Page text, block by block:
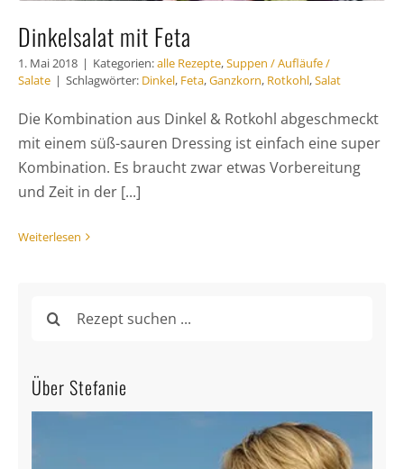
Dinkelsalat mit Feta
1. Mai 2018 | Kategorien:alle Rezepte,Suppen / Aufläufe /
Salate | Schlagwörter: Dinkel, Feta,Ganzkorn, Rotkohl,Salat
Die Kombination aus Dinkel & Rotkohl abgeschmeckt
mit einem süß-sauren Dressing ist einfach eine super
Kombination. Es braucht zwar etwas Vorbereitung
und Zeit in der [...]
Weiterlesen
nach:
Über Stefanie